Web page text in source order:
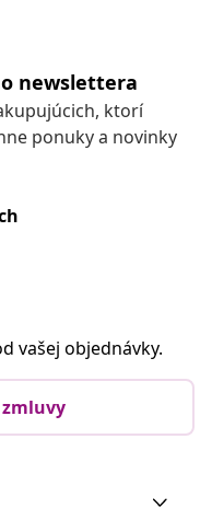
newslettera
ktorí
ponuky a novinky
vašej objednávky.